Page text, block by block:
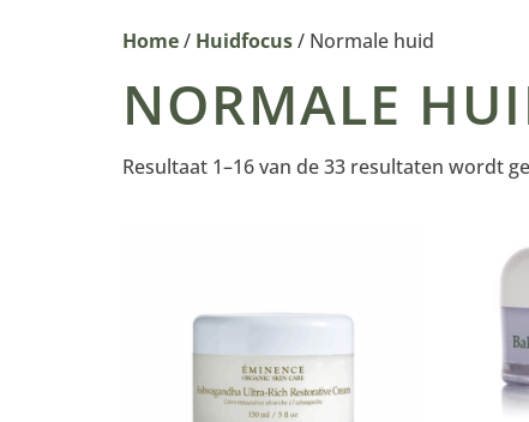
Home/ Huidfocus/ Normale huid
NORMALE
Resultaat 1–16 van de 33 resultaten wordt